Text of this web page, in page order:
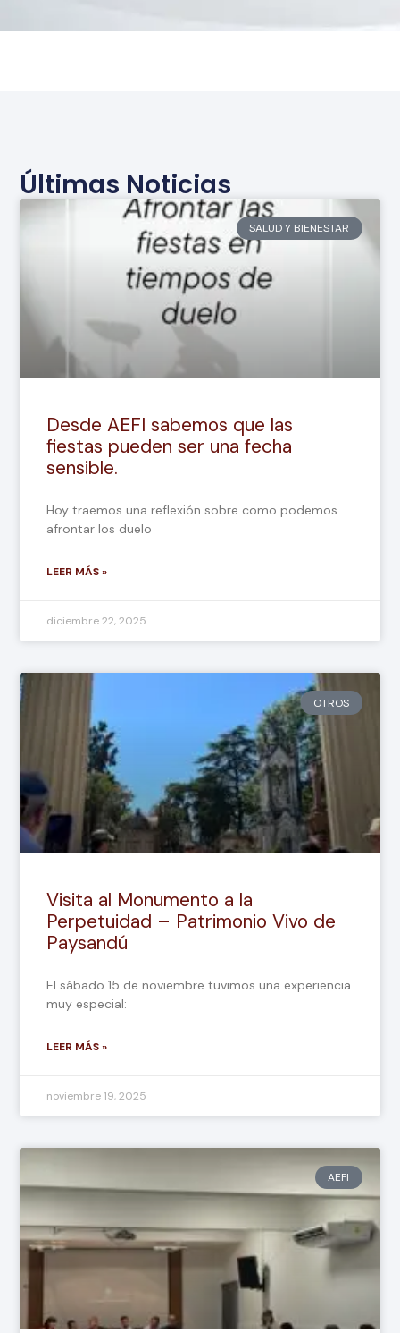
Últimas Noticias
SALUD Y BIENESTAR
Desde AEFI sabemos que las
fiestas pueden ser una fecha
sensible.
Hoy traemos una reflexión sobre como podemos
afrontar los duelo
LEER MÁS »
diciembre 22, 2025
OTROS
Visita al Monumento a la
Perpetuidad – Patrimonio Vivo de
Paysandú
El sábado 15 de noviembre tuvimos una experiencia
muy especial:
LEER MÁS »
noviembre 19, 2025
AEFI